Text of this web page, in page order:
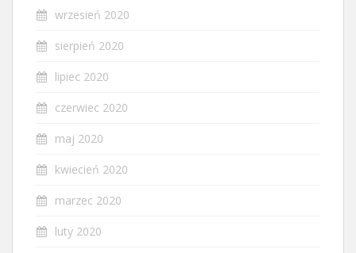
wrzesień 2020
sierpień 2020
lipiec 2020
czerwiec 2020
maj 2020
kwiecień 2020
marzec 2020
luty 2020